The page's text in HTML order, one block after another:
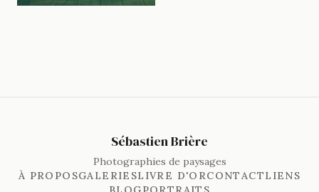
Sébastien Brière
Photographies de paysages
À PROPOSGALERIESLIVRE D'ORCONTACTLIENS